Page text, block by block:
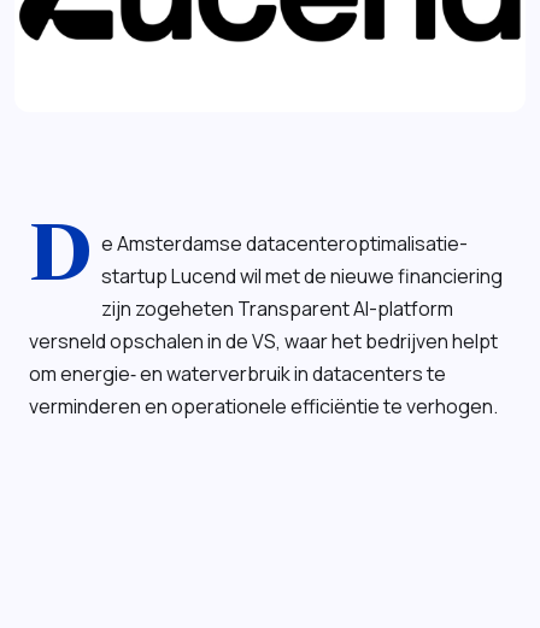
D e Amsterdamse datacenteroptimalisatie-
startup Lucend wil met de nieuwe financiering
zijn zogeheten Transparent AI-platform
versneld opschalen in de VS, waar het bedrijven helpt
om energie‑ en waterverbruik in datacenters te
verminderen en operationele efficiëntie te verhogen.